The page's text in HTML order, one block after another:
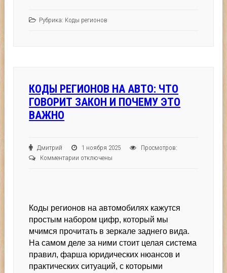
Рубрика: Коды регионов
КОДЫ РЕГИОНОВ НА АВТО: ЧТО
ГОВОРИТ ЗАКОН И ПОЧЕМУ ЭТО
ВАЖНО
Дмитрий 1 ноября 2025
Просмотров:
Комментарии к
авто:
что
говорит
почему
это
отключены
Коды регионов на автомобилях кажутся
простым набором цифр, который мы
мчимся прочитать в зеркале заднего вида.
На самом деле за ними стоит целая система
правил, фарша юридических нюансов и
практических ситуаций, с которыми